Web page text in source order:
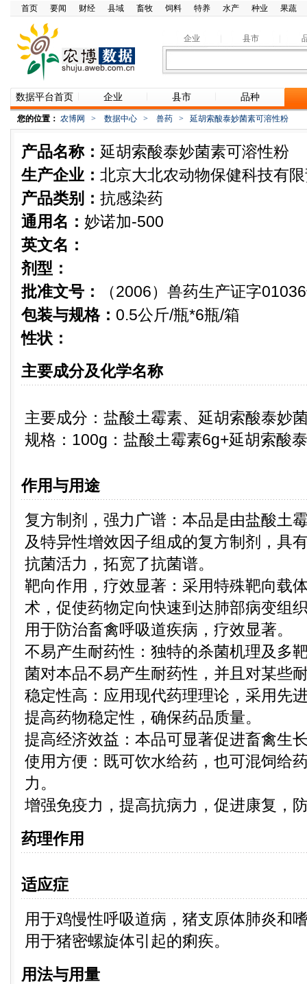
首页 要闻 财经 县域 畜牧 饲料 特养 水产 种业 果蔬
企业 县市
数据平台首页 企业 县市 品种
您的位置： 农博网 > 数据中心 > 兽药 > 延胡索酸泰妙菌素可溶性粉
产品名称： 延胡索酸泰妙菌素可溶性粉
生产企业： 北京大北农动物保健科技有
产品类别： 抗感染药
通用名： 妙诺加-500
英文名：
剂型：
批准文号：
（2006）兽药生产证字
包装与规格： 0.5公斤/瓶*6瓶/箱
性状：
主要成分及化学名称
主要成分：盐酸土霉素、延胡索酸泰妙
规格：100g：盐酸土霉素6g+延胡索酸
作用与用途
复方制剂，强力广谱：本品是由盐酸土
及特异性增效因子组成的复方制剂，具
抗菌活力，拓宽了抗菌谱。
靶向作用，疗效显著：采用特殊靶向载
术，促使药物定向快速到达肺部病变组
用于防治畜禽呼吸道疾病，疗效显著。
不易产生耐药性：独特的杀菌机理及多
菌对本品不易产生耐药性，并且对某些
稳定性高：应用现代药理理论，采用先
提高药物稳定性，确保药品质量。
提高经济效益：本品可显著促进畜禽生
使用方便：既可饮水给药，也可混饲给
力。
增强免疫力，提高抗病力，促进康复，
药理作用
适应症
用于鸡慢性呼吸道病，猪支原体肺炎和
用于猪密螺旋体引起的痢疾。
用法与用量